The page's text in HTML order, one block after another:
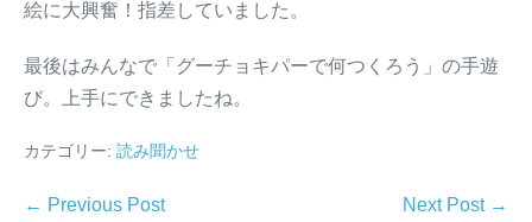
絵に大興奮！指差していました。
最後はみんなで「グーチョキパーで何つくろう」の手遊
び。上手にできましたね。
カテゴリー: 読み聞かせ
← Previous Post Next Post →